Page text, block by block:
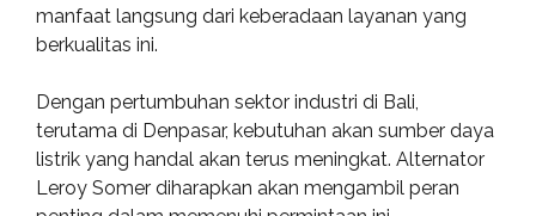
manfaat langsung dari keberadaan layanan yang
berkualitas ini.
Dengan pertumbuhan sektor industri di Bali,
terutama di Denpasar, kebutuhan akan sumber daya
listrik yang handal akan terus meningkat. Alternator
Leroy Somer diharapkan akan mengambil peran